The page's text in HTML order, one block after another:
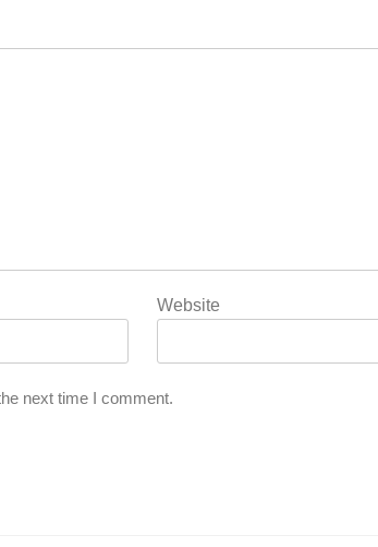
Website
next time I comment.